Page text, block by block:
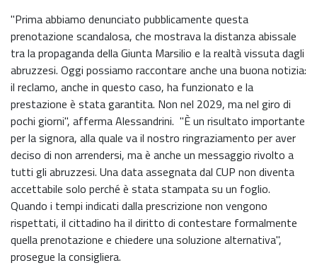
"Prima abbiamo denunciato pubblicamente questa
prenotazione scandalosa, che mostrava la distanza abissale
tra la propaganda della Giunta Marsilio e la realtà vissuta dagli
abruzzesi. Oggi possiamo raccontare anche una buona notizia:
il reclamo, anche in questo caso, ha funzionato e la
prestazione è stata garantita. Non nel 2029, ma nel giro di
pochi giorni", afferma Alessandrini. "È un risultato importante
per la signora, alla quale va il nostro ringraziamento per aver
deciso di non arrendersi, ma è anche un messaggio rivolto a
tutti gli abruzzesi. Una data assegnata dal CUP non diventa
accettabile solo perché è stata stampata su un foglio.
Quando i tempi indicati dalla prescrizione non vengono
rispettati, il cittadino ha il diritto di contestare formalmente
quella prenotazione e chiedere una soluzione alternativa",
prosegue la consigliera.